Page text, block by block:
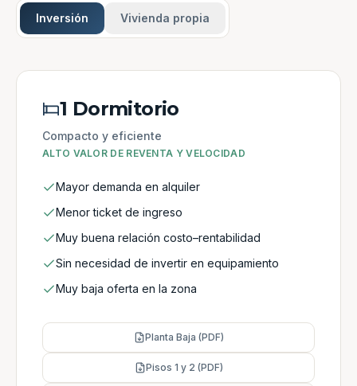
Inversión Vivienda propia
1 Dormitorio
Compacto y eficiente
ALTO VALOR DE REVENTA Y VELOCIDAD
Mayor demanda en alquiler
Menor ticket de ingreso
Muy buena relación costo–rentabilidad
Sin necesidad de invertir en equipamiento
Muy baja oferta en la zona
Planta Baja (PDF)
Pisos 1 y 2 (PDF)